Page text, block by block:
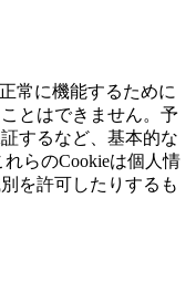
常に機能するために
とはできません。予
するなど、基本的な
らのCookieは個人情
を許可したりするも